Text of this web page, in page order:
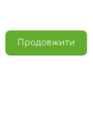
Продовжити